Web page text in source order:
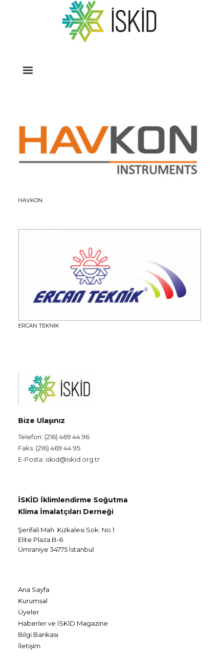
HAVKON
ERCAN TEKNİK
Bize Ulaşınız
Telefon: (216) 469 44 96
Faks: (216) 469 44 95
E-Posta: iskid@iskid.org.tr
İSKİD İklimlendirme Soğutma
Klima İmalatçıları Derneği
Şerifali Mah. Kızkalesi Sok. No.1
Elite Plaza B-6
Ümraniye 34775 İstanbul
Ana Sayfa
Kurumsal
Üyeler
Haberler ve İSKİD Magazine
Bilgi Bankası
İletişim